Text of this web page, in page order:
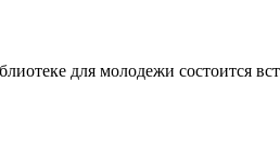
для молодежи состоится